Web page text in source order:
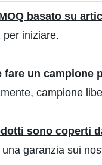
basato su
per iniziare.
fare un campione
campione
sono coperti
garanzia sui